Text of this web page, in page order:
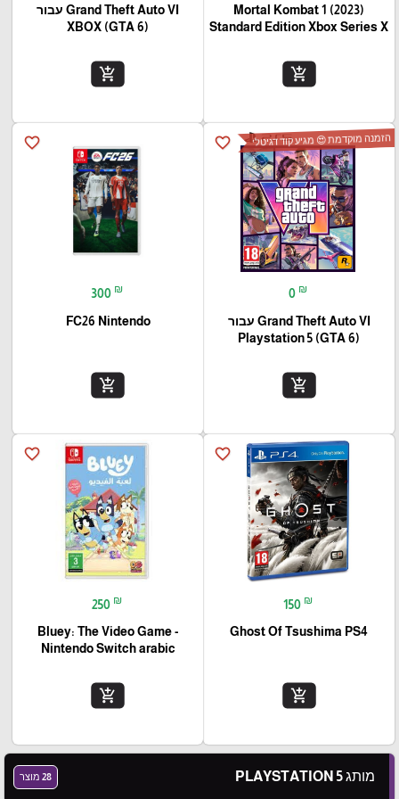
Mortal Kombat 1 (2023)
Standard Edition Xbox Series X
add_shopping_cart
Grand Theft Auto VI עבור
(XBOX (GTA 6
add_shopping_cart
favorite_border הזמנה מוקדמת 😍 מגיע קוד דגיטלי
0 ₪
Grand Theft Auto VI עבור
(Playstation 5 (GTA 6
add_shopping_cart
favorite_border
300 ₪
FC26 Nintendo
add_shopping_cart
favorite_border
150 ₪
Ghost Of Tsushima PS4
add_shopping_cart
favorite_border
250 ₪
Bluey: The Video Game -
Nintendo Switch arabic
add_shopping_cart
מותג PLAYSTATION 5 28 מוצר